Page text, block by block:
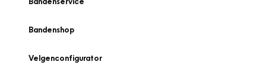
Bandenshop
Velgenconfigurator